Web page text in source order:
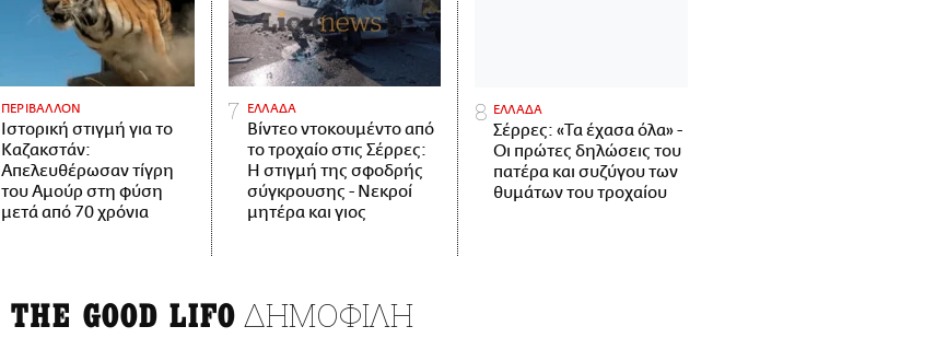
ΠΕΡΙΒΑΛΛΟΝ
Ιστορική στιγμή για το
Καζακστάν:
Απελευθέρωσαν τίγρη
του Αμούρ στη φύση
μετά από 70 χρόνια
ΕΛΛΑΔΑ
Βίντεο ντοκουμέντο από
το τροχαίο στις Σέρρες:
Η στιγμή της σφοδρής
σύγκρουσης - Νεκροί
μητέρα και γιος
ΕΛΛΑΔΑ
Σέρρες: «Τα έχασα όλα» -
Οι πρώτες δηλώσεις του
πατέρα και συζύγου των
θυμάτων του τροχαίου
THE GOOD LIFO ΔΗΜΟΦΙΛΗ